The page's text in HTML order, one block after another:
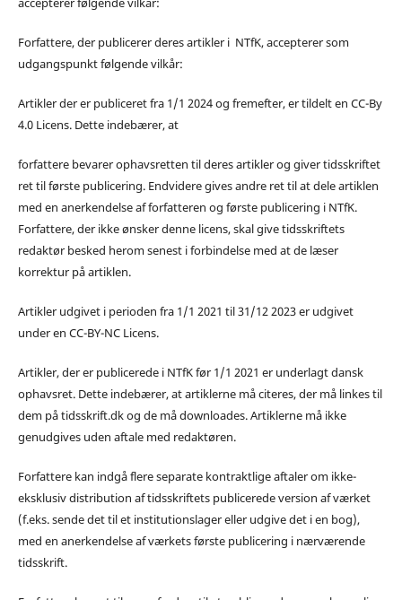
Forfattere, der publicerer deres artikler i NTfK, accepterer som
udgangspunkt følgende vilkår:
Artikler der er publiceret fra 1/1 2024 og fremefter, er tildelt en CC-By
4.0 Licens. Dette indebærer, at
forfattere bevarer ophavsretten til deres artikler og giver tidsskriftet
ret til første publicering. Endvidere gives andre ret til at dele artiklen
med en anerkendelse af forfatteren og første publicering i NTfK.
Forfattere, der ikke ønsker denne licens, skal give tidsskriftets
redaktør besked herom senest i forbindelse med at de læser
korrektur på artiklen.
Artikler udgivet i perioden fra 1/1 2021 til 31/12 2023 er udgivet
under en CC-BY-NC Licens.
Artikler, der er publicerede i NTfK før 1/1 2021 er underlagt dansk
ophavsret. Dette indebærer, at artiklerne må citeres, der må linkes til
dem på tidsskrift.dk og de må downloades. Artiklerne må ikke
genudgives uden aftale med redaktøren.
Forfattere kan indgå flere separate kontraktlige aftaler om ikke-
eksklusiv distribution af tidsskriftets publicerede version af værket
(f.eks. sende det til et institutionslager eller udgive det i en bog),
med en anerkendelse af værkets første publicering i nærværende
tidsskrift.